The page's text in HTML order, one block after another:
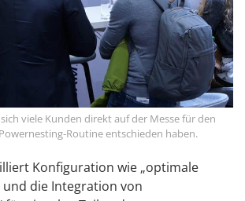
viele Kunden direkt auf der Messe für den
Routine entschieden haben.
Konfiguration wie „optimale
die Integration von